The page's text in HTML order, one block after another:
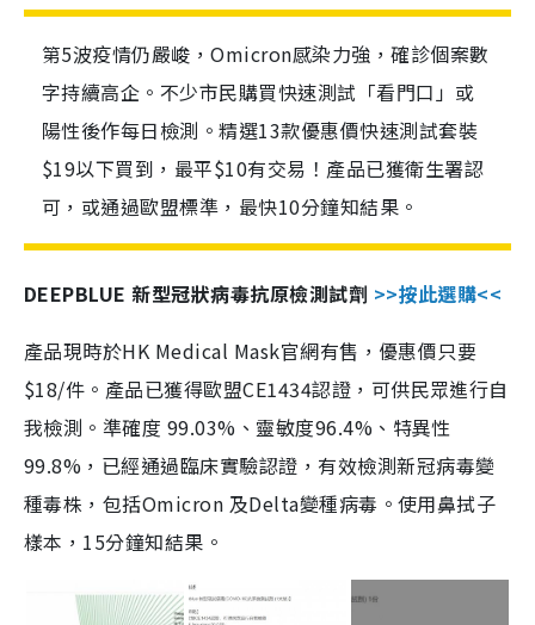
第5波疫情仍嚴峻，Omicron感染力強，確診個案數
字持續高企。不少市民購買快速測試「看門口」或
陽性後作每日檢測。精選13款優惠價快速測試套裝
$19以下買到，最平$10有交易！產品已獲衛生署認
可，或通過歐盟標準，最快10分鐘知結果。
DEEPBLUE 新型冠狀病毒抗原檢測試劑 >>按此選購<<
產品現時於HK Medical Mask官網有售，優惠價只要
$18/件。產品已獲得歐盟CE1434認證，可供民眾進行自
我檢測。準確度 99.03%、靈敏度96.4%、特異性
99.8%，已經通過臨床實驗認證，有效檢測新冠病毒變
種毒株，包括Omicron 及Delta變種病毒。使用鼻拭子
樣本，15分鐘知結果。